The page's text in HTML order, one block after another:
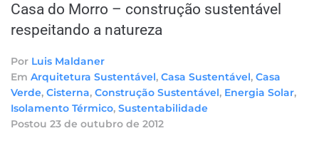
Casa do Morro – construção sustentável
respeitando a natureza
Por Luis Maldaner
Em Arquitetura Sustentável, Casa Sustentável, Casa
Verde, Cisterna, Construção Sustentável, Energia Solar,
Isolamento Térmico, Sustentabilidade
Postou 23 de outubro de 2012